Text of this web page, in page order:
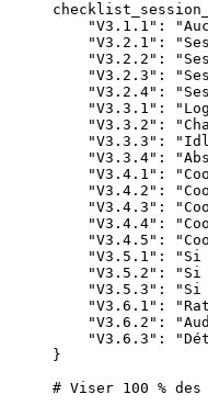
    "V3.1.1"
:
    "V3.2.1"
:
    "V3.2.2"
:
    "V3.2.3"
:
    "V3.2.4"
:
    "V3.3.1"
:
    "V3.3.2"
:
    "V3.3.3"
:
    "V3.3.4"
:
    "V3.4.1"
:
    "V3.4.2"
:
    "V3.4.3"
:
    "V3.4.4"
:
    "V3.4.5"
:
    "V3.5.1"
:
"Si
    "V3.5.2"
:
"Si
    "V3.5.3"
:
"Si
    "V3.6.1"
:
    "V3.6.2"
:
    "V3.6.3"
:
}
# Viser 100 % des